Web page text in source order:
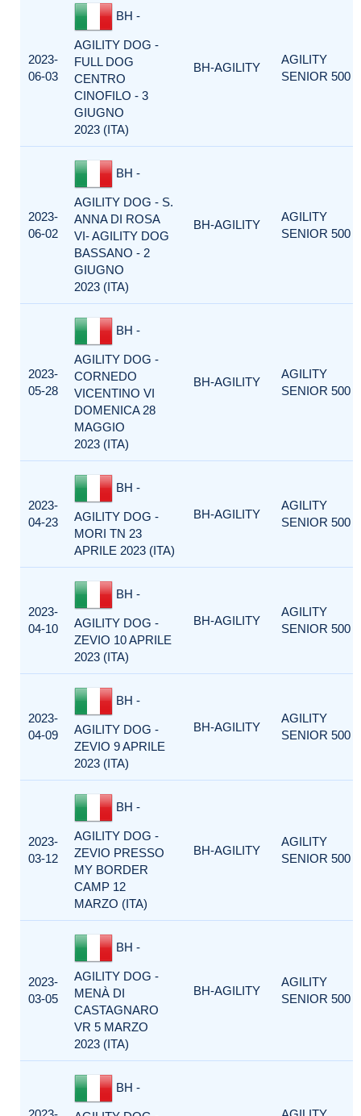
2023-
06-03
BH -
AGILITY DOG -
FULL DOG
CENTRO
CINOFILO - 3
GIUGNO
2023 (ITA)
BH-AGILITY
AGILITY
SENIOR 500
2023-
06-02
BH -
AGILITY DOG - S.
ANNA DI ROSA
VI- AGILITY DOG
BASSANO - 2
GIUGNO
2023 (ITA)
BH-AGILITY
AGILITY
SENIOR 500
2023-
05-28
BH -
AGILITY DOG -
CORNEDO
VICENTINO VI
DOMENICA 28
MAGGIO
2023 (ITA)
BH-AGILITY
AGILITY
SENIOR 500
2023-
04-23
BH -
AGILITY DOG -
MORI TN 23
APRILE 2023 (ITA)
BH-AGILITY
AGILITY
SENIOR 500
2023-
04-10
BH -
AGILITY DOG -
ZEVIO 10 APRILE
2023 (ITA)
BH-AGILITY
AGILITY
SENIOR 500
2023-
04-09
BH -
AGILITY DOG -
ZEVIO 9 APRILE
2023 (ITA)
BH-AGILITY
AGILITY
SENIOR 500
2023-
03-12
BH -
AGILITY DOG -
ZEVIO PRESSO
MY BORDER
CAMP 12
MARZO (ITA)
BH-AGILITY
AGILITY
SENIOR 500
2023-
03-05
BH -
AGILITY DOG -
MENÀ DI
CASTAGNARO
VR 5 MARZO
2023 (ITA)
BH-AGILITY
AGILITY
SENIOR 500
BH -